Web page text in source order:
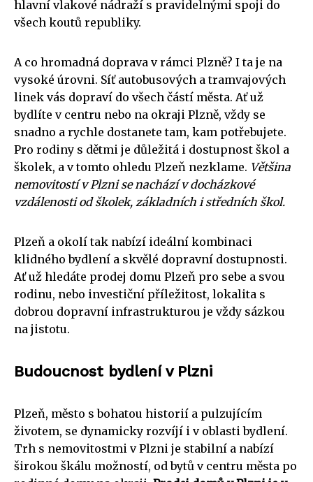
hlavní vlakové nádraží s pravidelnými spoji do
všech koutů republiky.
A co hromadná doprava v rámci Plzně? I ta je na
vysoké úrovni. Síť autobusových a tramvajových
linek vás dopraví do všech částí města. Ať už
bydlíte v centru nebo na okraji Plzně, vždy se
snadno a rychle dostanete tam, kam potřebujete.
Pro rodiny s dětmi je důležitá i dostupnost škol a
školek, a v tomto ohledu Plzeň nezklame. Většina
nemovitostí v Plzni se nachází v docházkové
vzdálenosti od školek, základních i středních škol.
Plzeň a okolí tak nabízí ideální kombinaci
klidného bydlení a skvělé dopravní dostupnosti.
Ať už hledáte prodej domu Plzeň pro sebe a svou
rodinu, nebo investiční příležitost, lokalita s
dobrou dopravní infrastrukturou je vždy sázkou
na jistotu.
Budoucnost bydlení v Plzni
Plzeň, město s bohatou historií a pulzujícím
životem, se dynamicky rozvíjí i v oblasti bydlení.
Trh s nemovitostmi v Plzni je stabilní a nabízí
širokou škálu možností, od bytů v centru města po